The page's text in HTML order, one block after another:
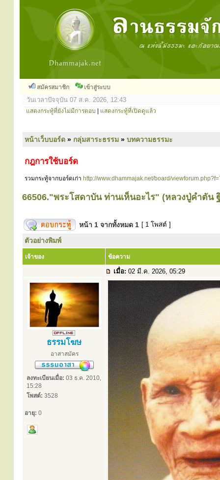
สมัครสมาชิก เข้าสู่ระบบ
วันเวลาปัจจุบัน 07 ส.ค. 2026, 12:43
แสดงกระทู้ที่ยังไม่มีการตอบ แสดงกระทู้ที่เปิดดูแล้ว
หน้าเว็บบอร์ด » กลุ่มสาระธรรม » บทความธรรมะ
กฎการใช้บอร์ด
รวมกระทู้จากบอร์ดเก่า http://www.dhammajak.net/board/
66506."พระโสดาบัน ท่านเห็นอะไร" (หลวงปู่คำตัน
หน้า 1 จากทั้งหมด 1 [ 1 โพสต์ ]
ตัวอย่างพิมพ์
เจ้าของ ข้อความ
เมื่อ: 02 มี.ค. 2026, 05:29
ธรรมโฆษ
อาสาสมัคร
ลงทะเบียนเมื่อ: 03 ธ.ค. 2010,
15:28
โพสต์: 3528
อายุ: 0